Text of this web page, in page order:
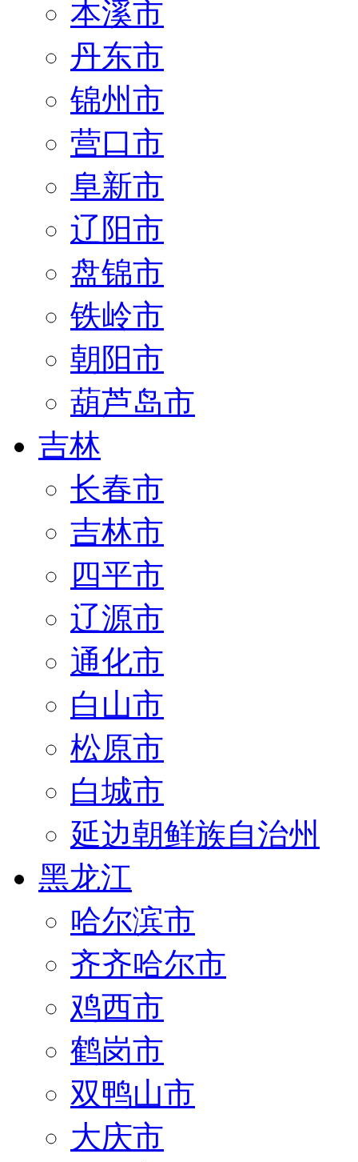
本溪市
丹东市
锦州市
营口市
阜新市
辽阳市
盘锦市
铁岭市
朝阳市
葫芦岛市
吉林
长春市
吉林市
四平市
辽源市
通化市
白山市
松原市
白城市
延边朝鲜族自治州
黑龙江
哈尔滨市
齐齐哈尔市
鸡西市
鹤岗市
双鸭山市
大庆市